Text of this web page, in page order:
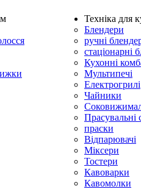
Техніка для
Блендери
ручні
стаціонарні
Кухонні
Мультипечі
Електрогрилі
Чайники
Прасувальні
праски
Відпарювачі
Міксери
Тостери
Кавоварки
Кавомолки